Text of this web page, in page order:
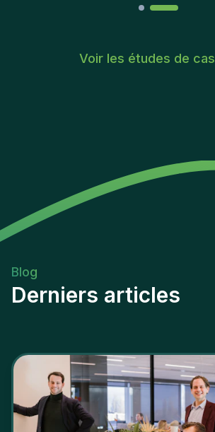
Voir les études de cas
Blog
Derniers articles